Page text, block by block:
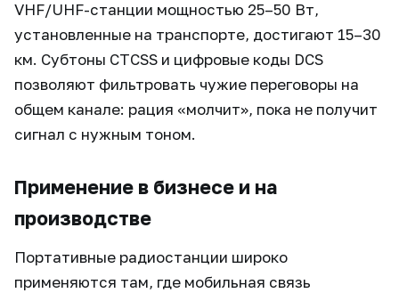
VHF/UHF-станции мощностью 25–50 Вт,
установленные на транспорте, достигают 15–30
км. Субтоны CTCSS и цифровые коды DCS
позволяют фильтровать чужие переговоры на
общем канале: рация «молчит», пока не получит
сигнал с нужным тоном.
Применение в бизнесе и на
производстве
Портативные радиостанции широко
применяются там, где мобильная связь